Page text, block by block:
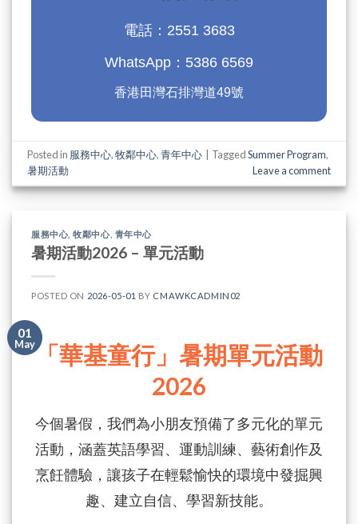
電話：2551 3683
WhatsApp：5386 6569
香港田灣石排灣道49號
Posted in 服務中心,牧鄰中心,青年中心 TaggedSummer Program,
暑期活動
Leave a comment
服務中心,牧鄰中心, 青年中心
暑期活動2026 – 單元活動
POSTED ON 2026-05-01 BY CMAWKCADMIN02
01
May「華基童行」暑期單元活動
2026
今個暑假，我們為小朋友預備了多元化的單元
活動，涵蓋英語學習、運動訓練、藝術創作及
烹飪體驗，讓孩子在輕鬆愉快的環境中發掘興
趣、建立自信、學習新技能。